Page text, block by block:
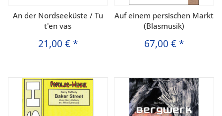
An der Nordseeküste / Tu
t'en vas
21,00 € *
Auf einem persischen Markt
(Blasmusik)
67,00 € *